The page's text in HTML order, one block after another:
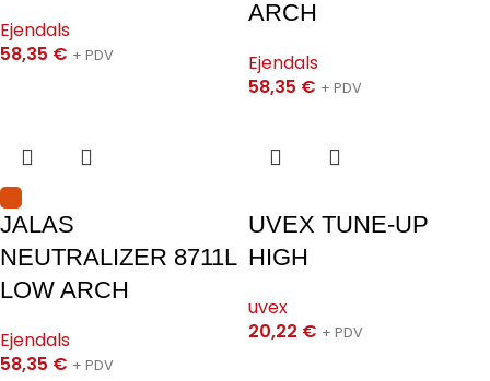
Ejendals
58,35 € + PDV
ARCH
Ejendals
58,35 € + PDV
JALAS
NEUTRALIZER 8711L
LOW ARCH
Ejendals
58,35 € + PDV
UVEX TUNE-UP
HIGH
uvex
20,22 € + PDV